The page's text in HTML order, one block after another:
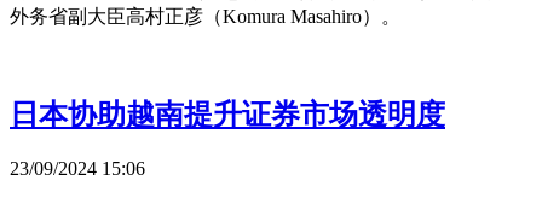
外务省副大臣高村正彦（Komura Masahiro）。 ​
日本协助越南提升证券市场透明度
23/09/2024 15:06